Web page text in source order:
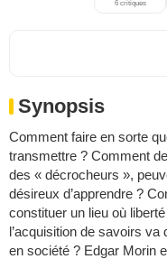
6 critiques
Synopsis
Comment faire en sorte
transmettre ? Comment
des « décrocheurs »,
désireux d’apprendre ?
constituer un lieu où
l’acquisition de savoirs va
en société ? Edgar Morin